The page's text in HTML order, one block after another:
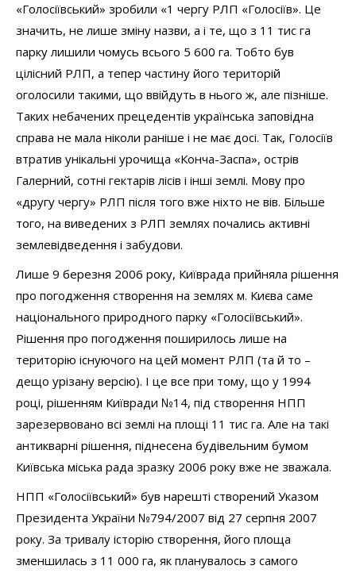
«Голосіївський» зробили «1 чергу РЛП «Голосіїв». Це
значить, не лише зміну назви, а і те, що з 11 тис га
парку лишили чомусь всього 5 600 га. Тобто був
цілісний РЛП, а тепер частину його територій
оголосили такими, що ввійдуть в нього ж, але пізніше.
Таких небачених прецедентів українська заповідна
справа не мала ніколи раніше і не має досі. Так, Голосіїв
втратив унікальні урочища «Конча-Заспа», острів
Галерний, сотні гектарів лісів і інші землі. Мову про
«другу чергу» РЛП після того вже ніхто не вів. Більше
того, на виведених з РЛП землях почались активні
землевідведення і забудови.
Лише 9 березня 2006 року, Київрада прийняла рішення
про погодження створення на землях м. Києва саме
національного природного парку «Голосіївський».
Рішення про погодження поширилось лише на
територію існуючого на цей момент РЛП (та й то –
дещо урізану версію). І це все при тому, що у 1994
році, рішенням Київради №14, під створення НПП
зарезервовано всі землі на площі 11 тис га. Але на такі
антикварні рішення, піднесена будівельним бумом
Київська міська рада зразку 2006 року вже не зважала.
НПП «Голосіївський» був нарешті створений Указом
Президента України №794/2007 від 27 серпня 2007
року. За тривалу історію створення, його площа
зменшилась з 11 000 га, як планувалось з самого